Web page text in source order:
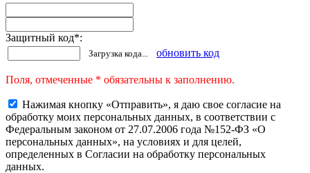
Защитный код*:
Загрузка кода... обновить код
Поля, отмеченные * обязательны к заполнению.
Нажимая кнопку «Отправить», я даю свое согласие на
обработку моих персональных данных, в соответствии с
Федеральным законом от 27.07.2006 года №152-ФЗ «О
персональных данных», на условиях и для целей,
определенных в Согласии на обработку персональных
данных.